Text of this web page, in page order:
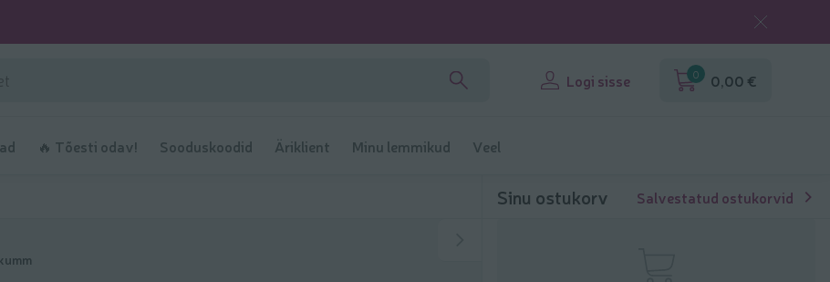
Logi sisse 0 0,00 €
🔥 Tõesti odav! Sooduskoodid Äriklient Minu lemmikud Veel
Sinu ostukorv Salvestatud ostukorvid